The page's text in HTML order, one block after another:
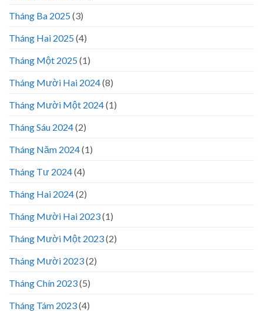
Tháng Ba 2025(3)
Tháng Hai 2025(4)
Tháng Một 2025(1)
Tháng Mười Hai 2024(8)
Tháng Mười Một 2024(1)
Tháng Sáu 2024(2)
Tháng Năm 2024(1)
Tháng Tư 2024(4)
Tháng Hai 2024(2)
Tháng Mười Hai 2023(1)
Tháng Mười Một 2023(2)
Tháng Mười 2023(2)
Tháng Chín 2023(5)
Tháng Tám 2023(4)